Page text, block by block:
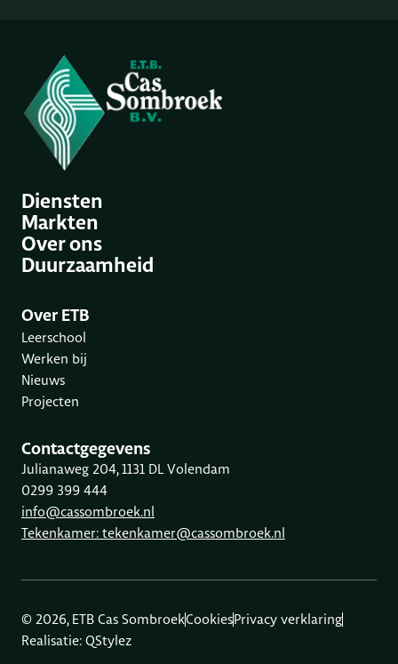
Diensten
Markten
Over ons
Duurzaamheid
Over ETB
Leerschool
Werken bij
Nieuws
Projecten
Contactgegevens
Julianaweg 204, 1131 DL Volendam
0299 399 444
info@cassombroek.nl
Tekenkamer: tekenkamer@cassombroek.nl
© 2026, ETB Cas SombroekCookiesPrivacy verklaring
Realisatie: QStylez